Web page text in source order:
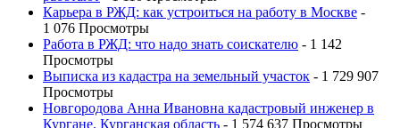
Карьера в РЖД: как устроиться на работу в Москве -
1 076 Просмотры
Работа в РЖД: что надо знать соискателю - 1 142
Просмотры
Выписка из кадастра на земельный участок - 1 729 907
Просмотры
Новгородова Анна Ивановна кадастровый инженер в
Кургане, Курганская область - 1 574 637 Просмотры